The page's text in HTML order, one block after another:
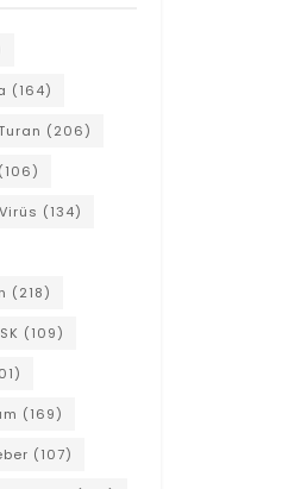
(164)
(206)
(106)
(134)
(218)
(109)
(169)
(107)